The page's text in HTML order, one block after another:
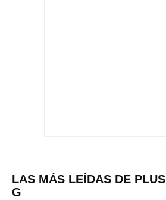
LAS MÁS LEÍDAS DE PLUS
G